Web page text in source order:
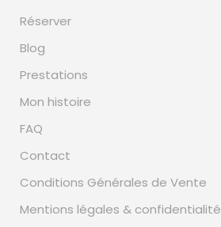
Réserver
Blog
Prestations
Mon histoire
FAQ
Contact
Conditions Générales de Vente
Mentions légales & confidentialité